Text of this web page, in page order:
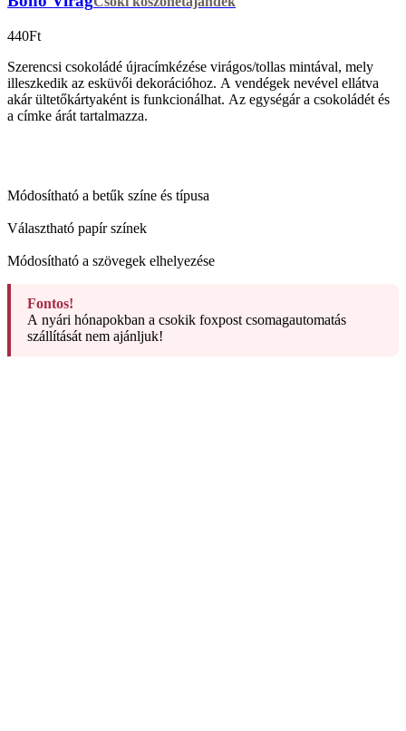
440Ft
Szerencsi csokoládé újracímkézése virágos/tollas mintával, mely
illeszkedik az esküvői dekorációhoz. A vendégek nevével ellátva
akár ültetőkártyaként is funkcionálhat. Az egységár a csokoládét és
a címke árát tartalmazza.
Módosítható a betűk színe és típusa
Választható papír színek
Módosítható a szövegek elhelyezése
Fontos!
A nyári hónapokban a csokik foxpost csomagautomatás
szállítását nem ajánljuk!